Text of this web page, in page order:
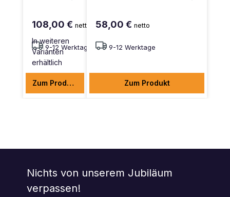
108,00 € netto
9-12 Werktage
In weiteren
Varianten
erhältlich
Zum Produkt
58,00 €netto
9-12 Werktage
Zum Produkt
Nichts von unserem Jubiläum
verpassen!